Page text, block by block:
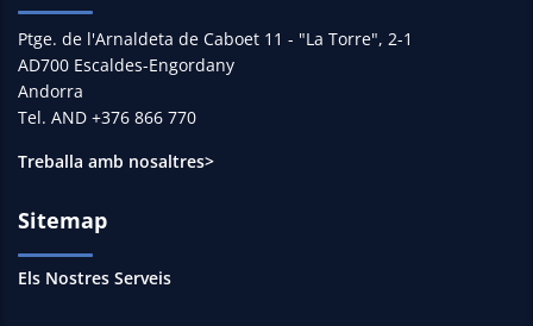
Ptge. de l'Arnaldeta de Caboet 11 - "La Torre", 2-1
AD700 Escaldes-Engordany
Andorra
Tel. AND +376 866 770
Treballa amb nosaltres>
Sitemap
Els Nostres Serveis